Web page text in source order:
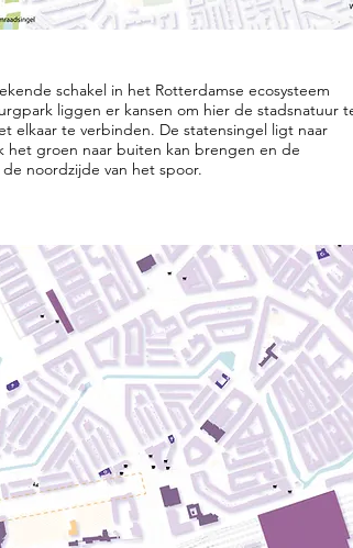
schakel in het Rotterdamse ecosysteem
liggen er kansen om hier de stadsnatuur
elkaar te verbinden. De statensingel ligt naar
groen naar buiten kan brengen en de
noordzijde van het spoor.